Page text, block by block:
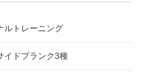
ルトレーニング
イドプランク3種